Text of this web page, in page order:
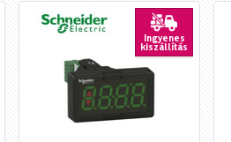
Ingyenes
kiszállítás